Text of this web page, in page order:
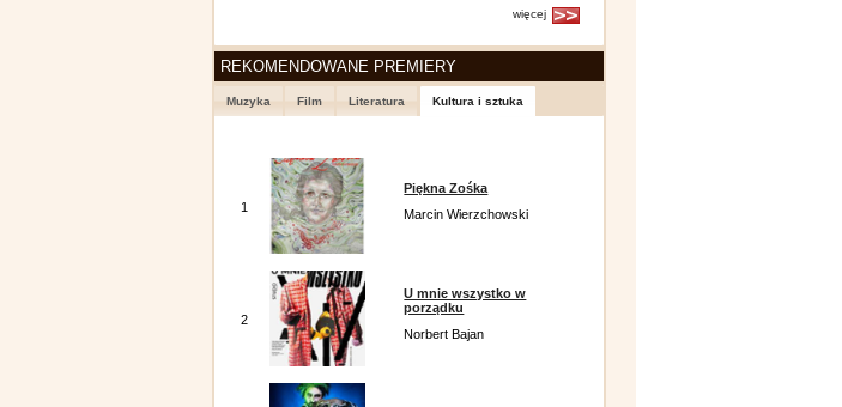
więcej
REKOMENDOWANE PREMIERY
Muzyka Film Literatura Kultura i sztuka
1
Piękna Zośka
Marcin Wierzchowski
2
U mnie wszystko w
porządku
Norbert Bajan